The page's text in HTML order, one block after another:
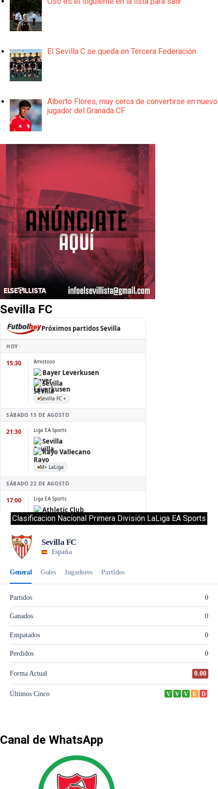
El Sevilla C se queda en Tercera Federación
Alberto Flores, muy cerca de convertirse en nuevo
jugador del Granada CF
Sevilla FC
Clasificacion Nacional Primera División LaLiga EA Sports
Canal de WhatsApp